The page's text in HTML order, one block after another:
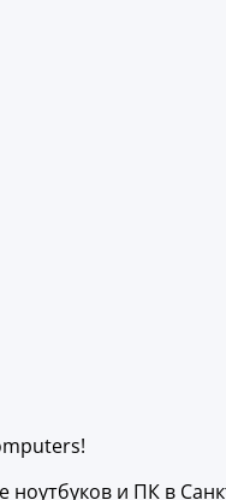
и ПК в